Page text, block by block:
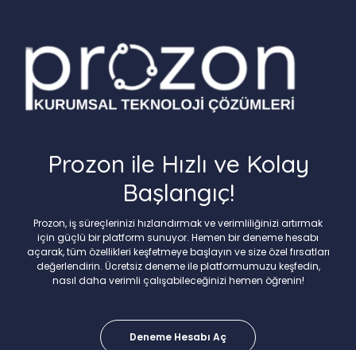
Prozon ile Hızlı ve Kolay
Başlangıç!
Prozon, iş süreçlerinizi hızlandırmak ve verimliliğinizi artırmak
için güçlü bir platform sunuyor. Hemen bir deneme hesabı
açarak, tüm özellikleri keşfetmeye başlayın ve size özel fırsatları
değerlendirin. Ücretsiz deneme ile platformumuzu keşfedin,
nasıl daha verimli çalışabileceğinizi hemen öğrenin!
Deneme Hesabı Aç